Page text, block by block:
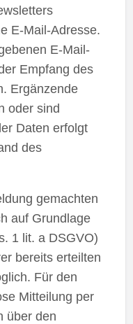
E-Mail-Adresse.
E-Mail-
Empfang des
Ergänzende
oder sind
Daten erfolgt
des
gemachten
auf Grundlage
1 lit. a DSGVO)
bereits erteilten
Für den
Mitteilung per
über den